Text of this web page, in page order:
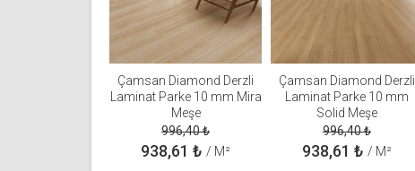
Çamsan Diamond Derzli
Laminat Parke 10 mm Mira
Meşe
996,40₺
938,61 ₺ / M²
Çamsan Diamond Derzli
Laminat Parke 10 mm
Solid Meşe
996,40₺
938,61 ₺ / M²